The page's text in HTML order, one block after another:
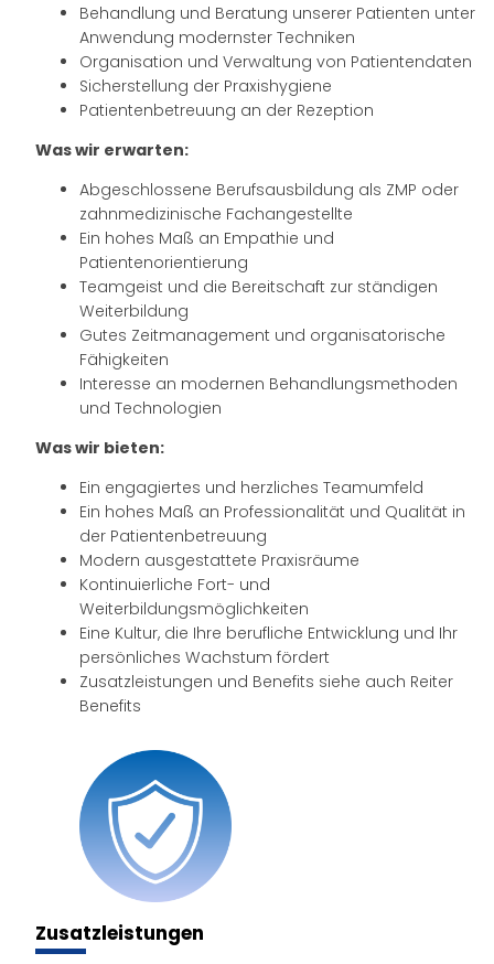
Behandlung und Beratung unserer Patienten unter
Anwendung modernster Techniken
Organisation und Verwaltung von Patientendaten
Sicherstellung der Praxishygiene
Patientenbetreuung an der Rezeption
Was wir erwarten:
Abgeschlossene Berufsausbildung als ZMP oder
zahnmedizinische Fachangestellte
Ein hohes Maß an Empathie und
Patientenorientierung
Teamgeist und die Bereitschaft zur ständigen
Weiterbildung
Gutes Zeitmanagement und organisatorische
Fähigkeiten
Interesse an modernen Behandlungsmethoden
und Technologien
Was wir bieten:
Ein engagiertes und herzliches Teamumfeld
Ein hohes Maß an Professionalität und Qualität in
der Patientenbetreuung
Modern ausgestattete Praxisräume
Kontinuierliche Fort- und
Weiterbildungsmöglichkeiten
Eine Kultur, die Ihre berufliche Entwicklung und Ihr
persönliches Wachstum fördert
Zusatzleistungen und Benefits siehe auch Reiter
Benefits
Zusatzleistungen